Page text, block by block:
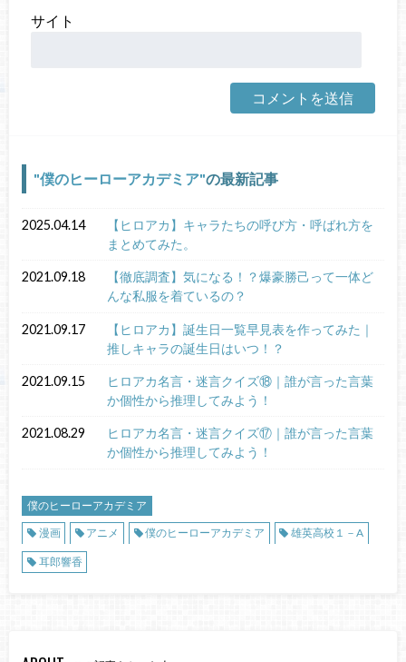
サイト
僕のヒーローアカデミア の最新記事
2025.04.14
【ヒロアカ】キャラたちの呼び方・呼ばれ方を
まとめてみた。
2021.09.18
【徹底調査】気になる！？爆豪勝己って一体ど
んな私服を着ているの？
2021.09.17
【ヒロアカ】誕生日一覧早見表を作ってみた｜
推しキャラの誕生日はいつ！？
2021.09.15
ヒロアカ名言・迷言クイズ⑱｜誰が言った言葉
か個性から推理してみよう！
2021.08.29
ヒロアカ名言・迷言クイズ⑰｜誰が言った言葉
か個性から推理してみよう！
僕のヒーローアカデミア
漫画
アニメ 僕のヒーローアカデミア 雄英高校１－A
耳郎響香